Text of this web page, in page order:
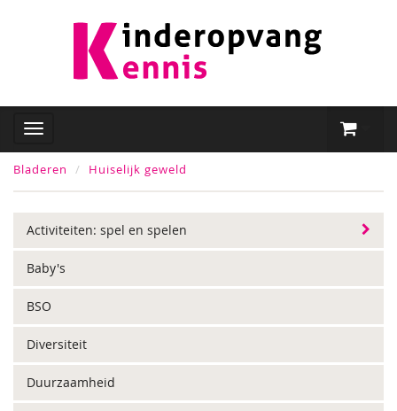
Bladeren Huiselijk geweld
Activiteiten: spel en spelen
Baby's
BSO
Diversiteit
Duurzaamheid